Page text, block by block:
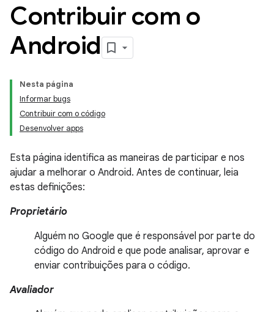
Contribuir com o
Android
Nesta página
Informar bugs
Contribuir com o código
Desenvolver apps
Esta página identifica as maneiras de participar e nos
ajudar a melhorar o Android. Antes de continuar, leia
estas definições:
Proprietário
Alguém no Google que é responsável por parte do
código do Android e que pode analisar, aprovar e
enviar contribuições para o código.
Avaliador